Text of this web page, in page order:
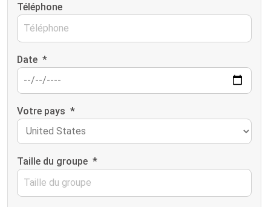
Téléphone
Date *
Votre pays *
Taille du groupe *